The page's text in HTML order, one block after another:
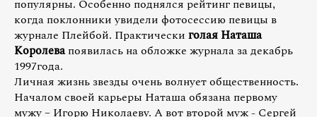
популярны. Особенно поднялся рейтинг певицы,
когда поклонники увидели фотосессию певицы в
журнале Плейбой. Практически голая Наташа
Королевапоявилась на обложке журнала за декабрь
1997года.
Личная жизнь звезды очень волнует общественность.
Началом своей карьеры Наташа обязана первому
мужу – Игорю Николаеву. А вот второй муж - Сергей